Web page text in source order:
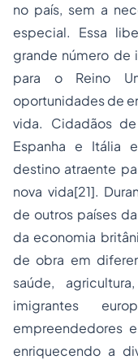
no país, sem a
especial. Essa
grande número de
para o Reino
oportunidades de
vida. Cidadãos
Espanha e Itália
destino atraente
nova vida[21].
de outros países
da economia
de obra em
saúde,
imigrantes
empreendedores
enriquecendo a